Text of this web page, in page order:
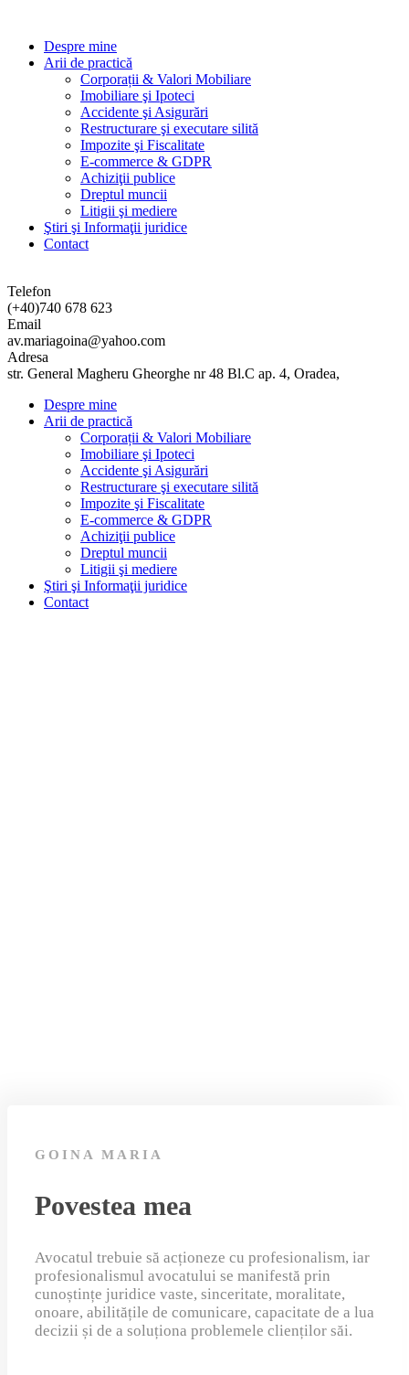
Despre mine
Arii de practică
Corporații & Valori Mobiliare
Imobiliare şi Ipoteci
Accidente şi Asigurări
Restructurare şi executare silită
Impozite şi Fiscalitate
E-commerce & GDPR
Achiziţii publice
Dreptul muncii
Litigii şi mediere
Ştiri şi Informaţii juridice
Contact
Telefon
(+40)740 678 623
Email
av.mariagoina@yahoo.com
Adresa
str. General Magheru Gheorghe nr 48 Bl.C ap. 4, Oradea,
Despre mine
Arii de practică
Corporații & Valori Mobiliare
Imobiliare şi Ipoteci
Accidente şi Asigurări
Restructurare şi executare silită
Impozite şi Fiscalitate
E-commerce & GDPR
Achiziţii publice
Dreptul muncii
Litigii şi mediere
Ştiri şi Informaţii juridice
Contact
GOINA MARIA
Povestea mea
Avocatul trebuie să acționeze cu profesionalism, iar
profesionalismul avocatului se manifestă prin
cunoștințe juridice vaste, sinceritate, moralitate,
onoare, abilitățile de comunicare, capacitate de a lua
decizii și de a soluționa problemele clienților săi.